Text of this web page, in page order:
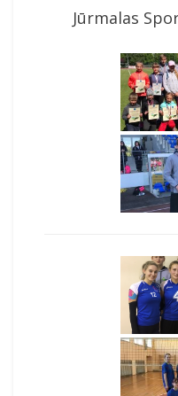
Jūrmalas